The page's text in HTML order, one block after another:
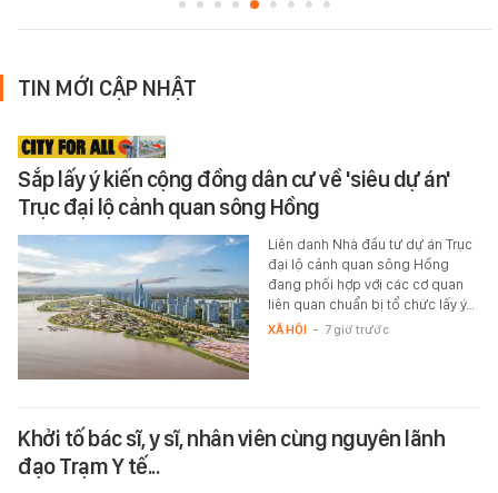
TIN MỚI CẬP NHẬT
Sắp lấy ý kiến cộng đồng dân cư về 'siêu dự án'
Trục đại lộ cảnh quan sông Hồng
Liên danh Nhà đầu tư dự án Trục
đại lộ cảnh quan sông Hồng
đang phối hợp với các cơ quan
liên quan chuẩn bị tổ chức lấy ý…
XÃ HỘI - 7 giờ trước
Khởi tố bác sĩ, y sĩ, nhân viên cùng nguyên lãnh
đạo Trạm Y tế...